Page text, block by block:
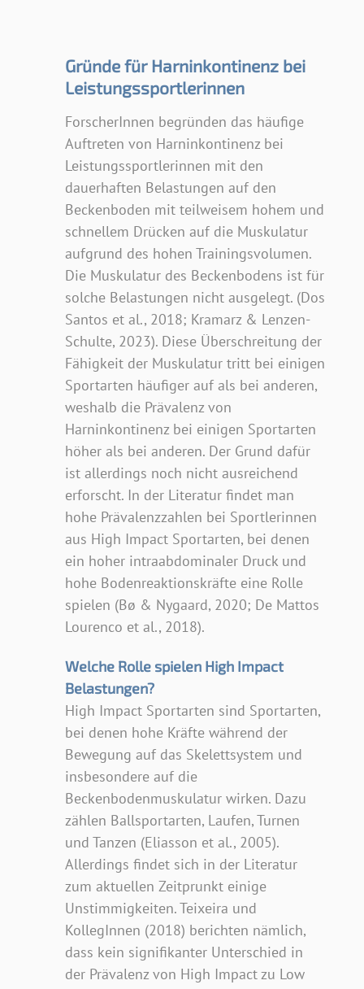
Gründe für Harninkontinenz bei
Leistungssportlerinnen
ForscherInnen begründen das häufige
Auftreten von Harninkontinenz bei
Leistungssportlerinnen mit den
dauerhaften Belastungen auf den
Beckenboden mit teilweisem hohem und
schnellem Drücken auf die Muskulatur
aufgrund des hohen Trainingsvolumen.
Die Muskulatur des Beckenbodens ist für
solche Belastungen nicht ausgelegt. (Dos
Santos et al., 2018; Kramarz & Lenzen-
Schulte, 2023). Diese Überschreitung der
Fähigkeit der Muskulatur tritt bei einigen
Sportarten häufiger auf als bei anderen,
weshalb die Prävalenz von
Harninkontinenz bei einigen Sportarten
höher als bei anderen. Der Grund dafür
ist allerdings noch nicht ausreichend
erforscht. In der Literatur findet man
hohe Prävalenzzahlen bei Sportlerinnen
aus High Impact Sportarten, bei denen
ein hoher intraabdominaler Druck und
hohe Bodenreaktionskräfte eine Rolle
spielen (Bø & Nygaard, 2020; De Mattos
Lourenco et al., 2018).
Welche Rolle spielen High Impact
Belastungen?
High Impact Sportarten sind Sportarten,
bei denen hohe Kräfte während der
Bewegung auf das Skelettsystem und
insbesondere auf die
Beckenbodenmuskulatur wirken. Dazu
zählen Ballsportarten, Laufen, Turnen
und Tanzen (Eliasson et al., 2005).
Allerdings findet sich in der Literatur
zum aktuellen Zeitprunkt einige
Unstimmigkeiten. Teixeira und
KollegInnen (2018) berichten nämlich,
dass kein signifikanter Unterschied in
der Prävalenz von High Impact zu Low